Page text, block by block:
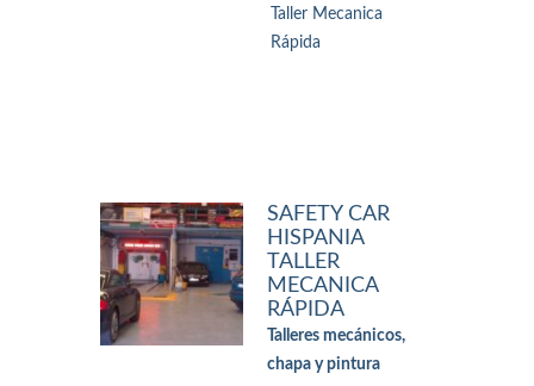
Taller Mecanica
Rápida
SAFETY CAR
HISPANIA
TALLER
MECANICA
RÁPIDA
Talleres mecánicos,
chapa y pintura